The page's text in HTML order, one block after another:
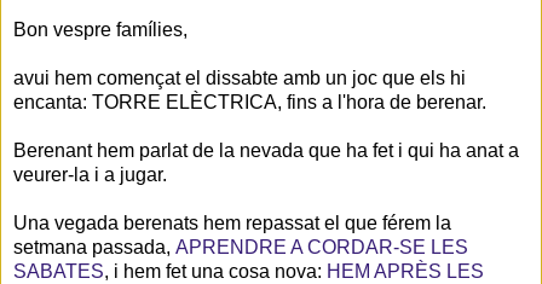
Bon vespre famílies,
avui hem començat el dissabte amb un joc que els hi
encanta: TORRE ELÈCTRICA, fins a l'hora de berenar.
Berenant hem parlat de la nevada que ha fet i qui ha anat a
veurer-la i a jugar.
Una vegada berenats hem repassat el que férem la
setmana passada, APRENDRE A CORDAR-SE LES
SABATES, i hem fet una cosa nova: HEM APRÈS LES